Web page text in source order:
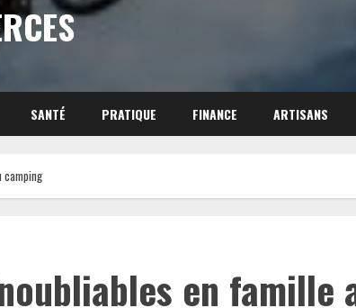
SANTÉ PRATIQUE FINANCE ARTISANS
camping
en famille